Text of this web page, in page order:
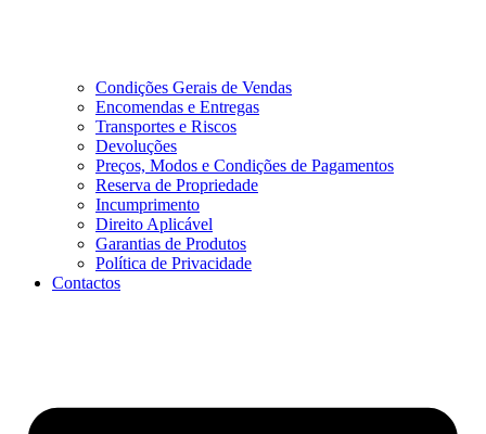
Condições Gerais de Vendas
Encomendas e Entregas
Transportes e Riscos
Devoluções
Preços, Modos e Condições de Pagamentos
Reserva de Propriedade
Incumprimento
Direito Aplicável
Garantias de Produtos
Política de Privacidade
Contactos